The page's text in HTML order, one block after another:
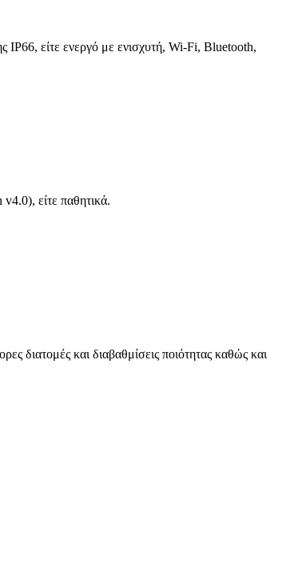
IP66, είτε ενεργό με ενισχυτή, Wi-Fi, Bluetooth,
είτε παθητικά.
διατομές και διαβαθμίσεις ποιότητας καθώς και